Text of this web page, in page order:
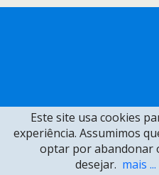
Este site usa cookies
experiência. Assumimos
optar por abandonar
desejar. mais ...